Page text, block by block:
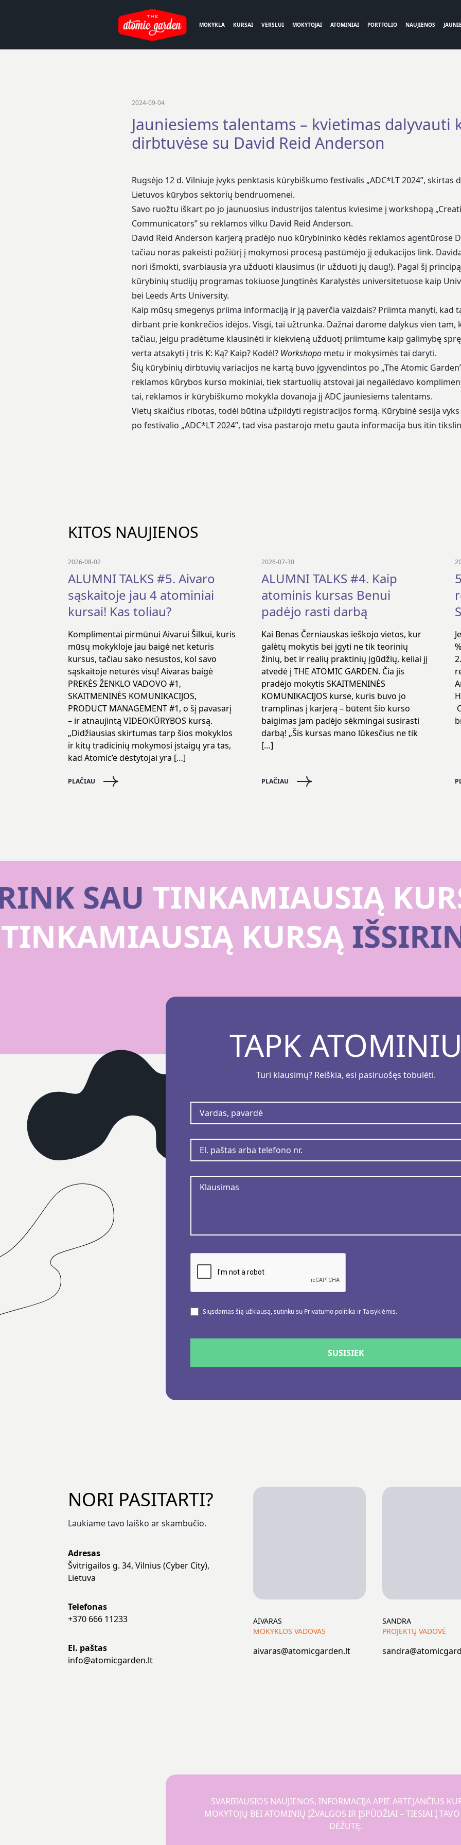
MOKYKLA KURSAI VERSLUI MOKYTOJAI ATOMINIAI PORTFOLIO NAUJIENOS
2024-09-04
Jauniesiems talentams – kvietimas dalyvauti
dirbtuvėse su David Reid Anderson
Rugsėjo 12 d. Vilniuje įvyks penktasis kūrybiškumo festivalis „ADC*LT 2024”, skirtas
Lietuvos kūrybos sektorių bendruomenei.
Savo ruožtu iškart po jo jaunuosius industrijos talentus kviesime į workshopą
Communicators”su reklamos vilku David Reid Anderson.
David Reid Anderson karjerą pradėjo nuo kūrybininko kėdės reklamos agentūrose
tačiau noras pakeisti požiūrį į mokymosi procesą pastūmėjo jį edukacijos link.
nori išmokti, svarbiausia yra užduoti klausimus (ir užduoti jų daug!). Pagal šį
kūrybinių studijų programas tokiuose Jungtinės Karalystės universitetuose kaip
bei Leeds Arts University.
Kaip mūsų smegenys priima informaciją ir ją paverčia vaizdais? Priimta manyti, kad
dirbant prie konkrečios idėjos. Visgi, tai užtrunka. Dažnai darome dalykus vien tam,
tačiau, jeigu pradėtume klausinėti ir kiekvieną užduotį priimtume kaip galimybę
verta atsakyti į tris K: Ką? Kaip? Kodėl? Workshopo metu ir mokysimės tai daryti.
Šių kūrybinių dirbtuvių variacijos ne kartą buvo įgyvendintos po „The Atomic
reklamos kūrybos kurso mokiniai, tiek startuolių atstovai jai negailėdavo
tai, reklamos ir kūrybiškumo mokykla dovanoja jį ADC jauniesiems talentams.
Vietų skaičius ribotas, todėl būtina užpildyti registracijos formą. Kūrybinė sesija
po festivalio „ADC*LT 2024”, tad visa pastarojo metu gauta informacija bus itin
KITOS NAUJIENOS
2026-08-02
ALUMNI TALKS #5. Aivaro
sąskaitoje jau 4 atominiai
kursai! Kas toliau?
Komplimentai pirmūnui Aivarui Šilkui, kuris
mūsų mokykloje jau baigė net keturis
kursus, tačiau sako nesustos, kol savo
sąskaitoje neturės visų! Aivaras baigė
PREKĖS ŽENKLO VADOVO #1,
SKAITMENINĖS KOMUNIKACIJOS,
PRODUCT MANAGEMENT #1, o šį pavasarį
– ir atnaujintą VIDEOKŪRYBOS kursą.
„Didžiausias skirtumas tarp šios mokyklos
ir kitų tradicinių mokymosi įstaigų yra tas,
kad Atomic’e dėstytojai yra […]
PLAČIAU
2026-07-30
ALUMNI TALKS #4. Kaip
atominis kursas Benui
padėjo rasti darbą
Kai Benas Černiauskas ieškojo vietos, kur
galėtų mokytis bei įgyti ne tik teorinių
žinių, bet ir realių praktinių įgūdžių, keliai jį
atvedė į THE ATOMIC GARDEN. Čia jis
pradėjo mokytis SKAITMENINĖS
KOMUNIKACIJOS kurse, kuris buvo jo
tramplinas į karjerą – būtent šio kurso
baigimas jam padėjo sėkmingai susirasti
darbą! „Šis kursas mano lūkesčius ne tik
[…]
PLAČIAU
SAUTINKAMIAUSIĄ
TINKAMIAUSIĄ KURSĄ
TAPK ATOMINIU
Turi klausimų? Reiškia, esi pasiruošęs tobulėti.
Siųsdamas šią užklausą, sutinku su Privatumo politika ir Taisyklėmis.
SUSISIEK
NORI PASITARTI?
Laukiame tavo laiško ar skambučio.
Adresas
Švitrigailos g. 34, Vilnius (Cyber City),
Lietuva
Telefonas
+370 666 11233
El. paštas
info@atomicgarden.lt
AIVARAS
MOKYKLOS VADOVAS
aivaras@atomicgarden.lt
SANDRA
PROJEKTŲ VADOVĖ
SVARBIAUSIOS NAUJIENOS, INFORMACIJA APIE ARTĖJANČIUS
MOKYTOJŲ BEI ATOMINIŲ ĮŽVALGOS IR ĮSPŪDŽIAI – TIESIAI Į
DĖŽUTĘ.